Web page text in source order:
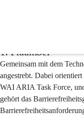
1. Präambel
Gemeinsam mit dem
angestrebt. Dabei
WAI ARIA Task Force,
gehört das